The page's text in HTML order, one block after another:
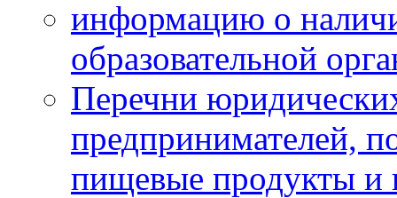
информацию о
образовательной
Перечни
предпринимателей,
пищевые продукты и